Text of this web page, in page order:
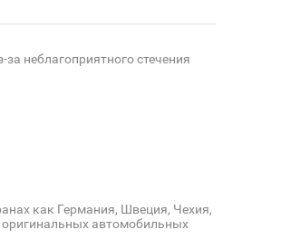
неблагоприятного стечения
как Германия, Швеция, Чехия,
оригинальных автомобильных